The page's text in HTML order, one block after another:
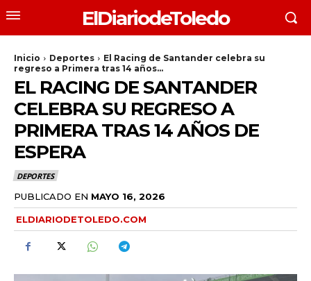
ElDiariodeToledo
Inicio Deportes
El Racing de Santander celebra su
regreso a Primera tras 14 años...
EL RACING DE SANTANDER
CELEBRA SU REGRESO A
PRIMERA TRAS 14 AÑOS DE
ESPERA
DEPORTES
PUBLICADO EN MAYO 16, 2026
ELDIARIODETOLEDO.COM